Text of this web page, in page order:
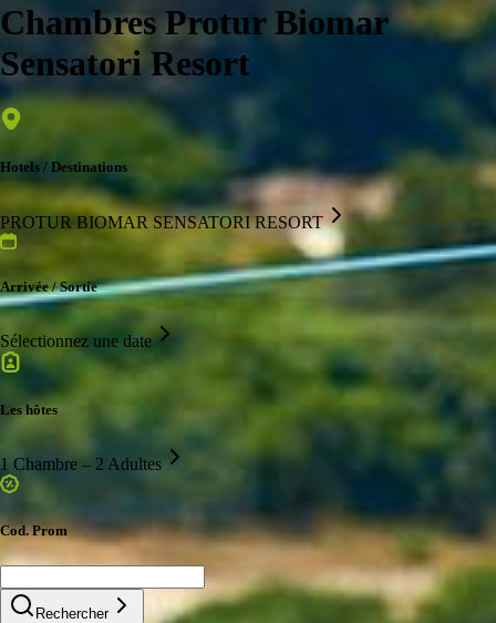
Chambres Protur Biomar
Sensatori Resort
Hotels / Destinations
PROTUR BIOMAR SENSATORI RESORT
Arrivée / Sortie
Sélectionnez une date
Les hôtes
1 Chambre – 2 Adultes
Cod. Prom
Rechercher